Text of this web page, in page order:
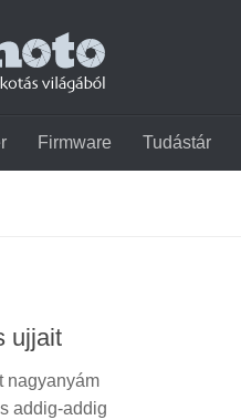
Firmware Tudástár
ujjait
nagyanyám
addig-addig